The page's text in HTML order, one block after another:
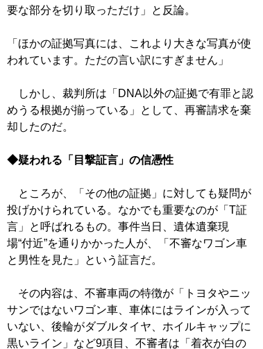
要な部分を切り取っただけ」と反論。
「ほかの証拠写真には、これより大きな写真が使
われています。ただの言い訳にすぎません」
しかし、裁判所は「DNA以外の証拠で有罪と認
めうる根拠が揃っている」として、再審請求を棄
却したのだ。
◆疑われる「目撃証言」の信憑性
ところが、「その他の証拠」に対しても疑問が
投げかけられている。なかでも重要なのが「T証
言」と呼ばれるもの。事件当日、遺体遺棄現
場“付近”を通りかかった人が、「不審なワゴン車
と男性を見た」という証言だ。
その内容は、不審車両の特徴が「トヨタやニッ
サンではないワゴン車、車体にはラインが入って
いない、後輪がダブルタイヤ、ホイルキャップに
黒いライン」など9項目、不審者は「着衣が白の